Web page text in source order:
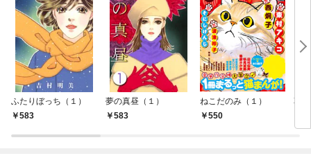
ふたりぼっち（１）
583
夢の真昼（１）
583
ねこだのみ（１）
550
草